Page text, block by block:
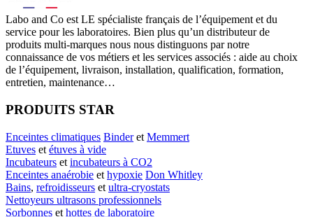
Labo and Co est LE spécialiste français de l’équipement et du
service pour les laboratoires. Bien plus qu’un distributeur de
produits multi-marques nous nous distinguons par notre
connaissance de vos métiers et les services associés : aide au choix
de l’équipement, livraison, installation, qualification, formation,
entretien, maintenance…
PRODUITS STAR
Enceintes climatiques Binderet Memmert
Etuves et étuves à vide
Incubateurs et incubateurs à CO2
Enceintes anaérobie et hypoxie Don Whitley
Bains, refroidisseurs et ultra-cryostats
Nettoyeurs ultrasons professionnels
Sorbonnes et hottes de laboratoire